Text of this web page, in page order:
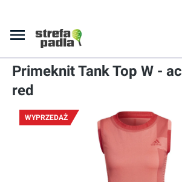
Damski top
Adidas Tennis Premium
Primeknit Tank Top W -
red
WYPRZEDAŻ